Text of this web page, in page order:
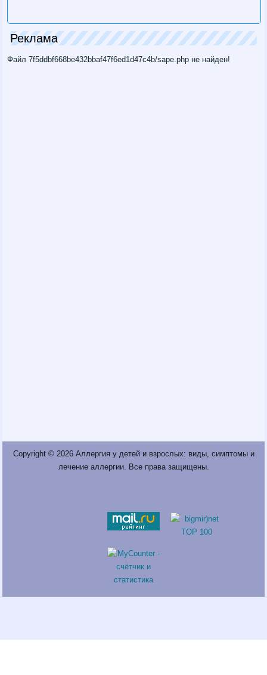
Реклама
Файл 7f5ddbf668be432bbaf47f6ed1d47c4b/sape.php не найден!
Copyright © 2026 Аллергия у детей и взрослых: виды, симптомы и
лечение аллергии. Все права защищены.